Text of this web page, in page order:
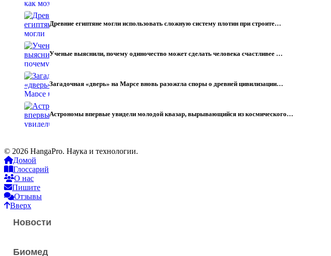
Древние египтяне могли использовать сложную систему плотин при строите…
Ученые выяснили, почему одиночество может сделать человека счастливее …
Загадочная «дверь» на Марсе вновь разожгла споры о древней цивилизации…
Астрономы впервые увидели молодой квазар, вырывающийся из космического…
© 2026 HangaPro. Наука и технологии.
Домой
Глоссарий
О нас
Пишите
Отзывы
Вверх
Новости
Биомед